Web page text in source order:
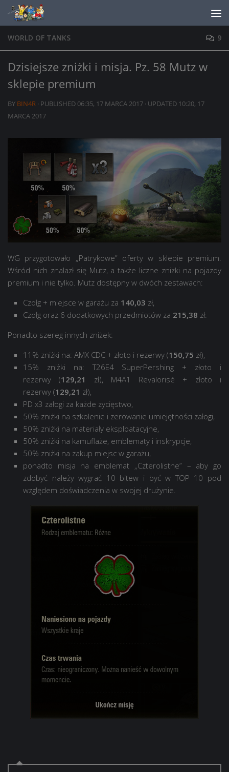
Skip to content
WORLD OF TANKS 9
Dzisiejsze zniżki i misja. Pz. 58 Mutz w
sklepie premium
BY BIN4R · PUBLISHED 06:35, 17 MARCA 2017 · UPDATED 10:20, 17
MARCA 2017
WG przygotowało „Patrykowe” oferty w sklepie premium.
Wśród nich znalazł się Mutz, a także liczne zniżki na pojazdy
premium i nie tylko. Mutz dostępny w dwóch zestawach:
Czołg + miejsce w garażu za 140,03 zł,
Czołg oraz 6 dodatkowych przedmiotów za 215,38 zł.
Ponadto szereg innych zniżek:
11% zniżki na: AMX CDC + złoto i rezerwy (150,75 zł),
15% zniżki na: T26E4 SuperPershing + złoto i
rezerwy (129,21
zł), M4A1 Revalorisé + złoto i
rezerwy (129,21 zł),
PD x3 załogi za każde zycięstwo,
50% zniżki na szkolenie i zerowanie umiejętności załogi,
50% zniżki na materiały eksploatacyjne,
50% zniżki na kamuflaże, emblematy i inskrypcje,
50% zniżki na zakup miejsc w garażu,
ponadto misja na emblemat „Czterolistne” – aby go
zdobyć należy wygrać 10 bitew i być w TOP 10 pod
względem doświadczenia w swojej drużynie.